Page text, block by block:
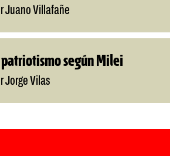
Juano Villafañe
patriotismo según Milei
Jorge Vilas